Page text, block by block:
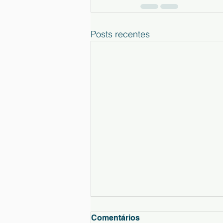
Posts recentes
Comentários